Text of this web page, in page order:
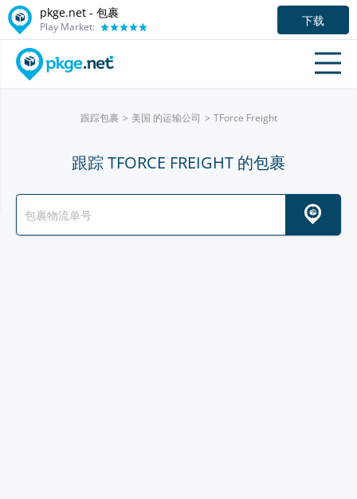
pkge.net - 包裹
Play Market: 下载
跟踪包裹 美国 的运输公司 TForce Freight
跟踪 TFORCE FREIGHT 的包裹